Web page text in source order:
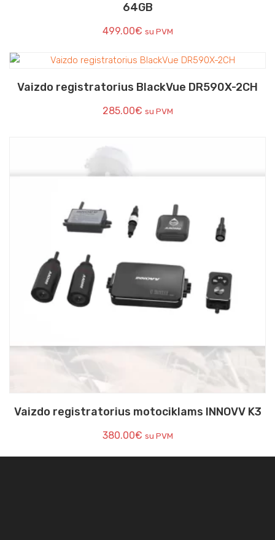
64GB
499.00€ su PVM
Vaizdo registratorius BlackVue DR590X-2CH
285.00€ su PVM
Vaizdo registratorius motociklams INNOVV K3
380.00€ su PVM